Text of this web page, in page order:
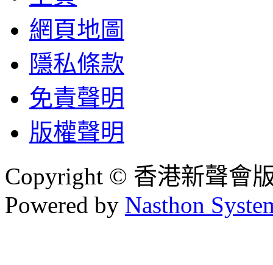
網頁地圖
隱私條款
免責聲明
版權聲明
Copyright © 香港新聲會
Powered by Nasthon